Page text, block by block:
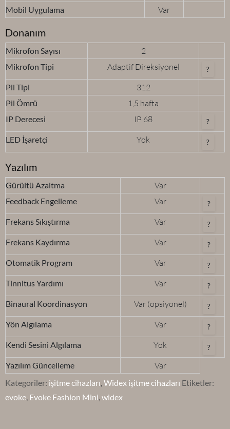
Mobil Uygulama Var
Donanım
Mikrofon Sayısı 2
Mikrofon Tipi Adaptif Direksiyonel ?
Pil Tipi 312
Pil Ömrü 1,5 hafta
IP Derecesi IP 68 ?
LED İşaretçi Yok ?
Yazılım
Gürültü Azaltma Var
Feedback Engelleme Var ?
Frekans Sıkıştırma Var ?
Frekans Kaydırma Var ?
Otomatik Program Var ?
Tinnitus Yardımı Var ?
Binaural Koordinasyon Var (opsiyonel) ?
Yön Algılama Var ?
Kendi Sesini Algılama Yok ?
Yazılım Güncelleme Var
Kategoriler: işitme cihazları,Widex işitme cihazları Etiketler:
evoke, Evoke Fashion Mini,widex